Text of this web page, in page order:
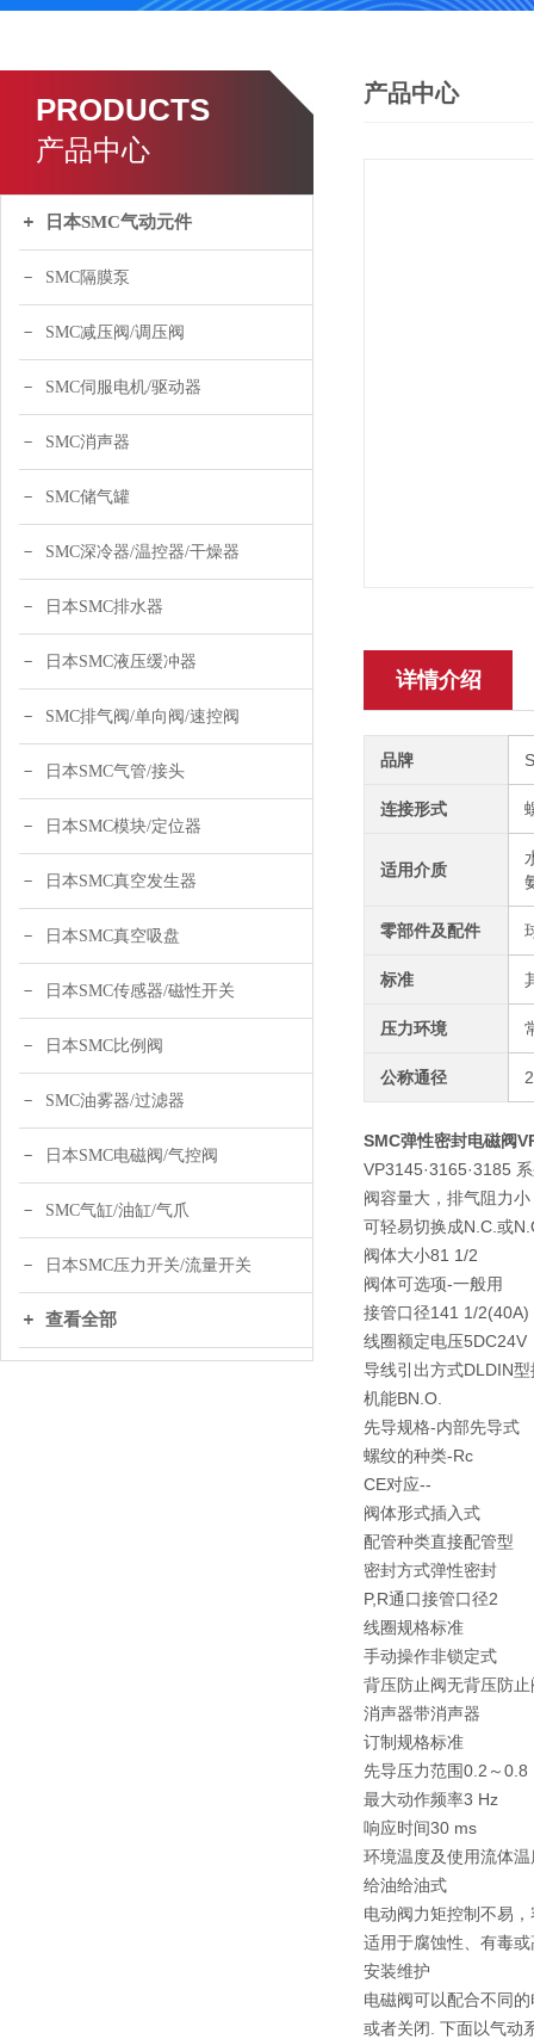
PRODUCTS
产品中心
日本SMC气动元件
SMC隔膜泵
SMC减压阀/调压阀
SMC伺服电机/驱动器
SMC消声器
SMC储气罐
SMC深冷器/温控器/干燥器
日本SMC排水器
日本SMC液压缓冲器
SMC排气阀/单向阀/速控阀
日本SMC气管/接头
日本SMC模块/定位器
日本SMC真空发生器
日本SMC真空吸盘
日本SMC传感器/磁性开关
日本SMC比例阀
SMC油雾器/过滤器
日本SMC电磁阀/气控阀
SMC气缸/油缸/气爪
日本SMC压力开关/流量开关
查看全部
产品中心
详情介绍
品牌
连接形式
适用介质
零部件及配件
标准
压力环境
公称通径
SMC弹性密封电磁阀
VP3145·3165·3185
阀容量大，排气阻力小
可轻易切换成N.C.或
阀体大小81 1/2
阀体可选项-一般用
接管口径141 1/2(40A)
线圈额定电压5DC24V
导线引出方式DLDIN型
机能BN.O.
先导规格-内部先导式
螺纹的种类-Rc
CE对应--
阀体形式插入式
配管种类直接配管型
密封方式弹性密封
P,R通口接管口径2
线圈规格标准
手动操作非锁定式
背压防止阀无背压防止
消声器带消声器
订制规格标准
先导压力范围0.2～0.8
最大动作频率3 Hz
响应时间30 ms
环境温度及使用流体
给油给油式
电动阀力矩控制不易
适用于腐蚀性、有毒
安装维护
电磁阀可以配合不同
或者关闭. 下面以气动